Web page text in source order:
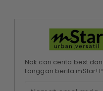
Nak cari cerita best
Langgan berita mStar!